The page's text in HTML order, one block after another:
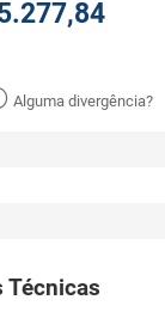
Alguma divergência?
Técnicas